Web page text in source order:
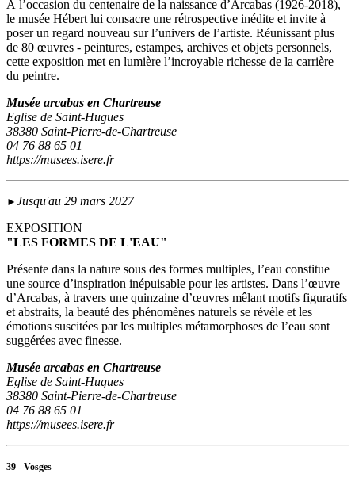
À l’occasion du centenaire de la naissance d’Arcabas (1926-2018),
le musée Hébert lui consacre une rétrospective inédite et invite à
poser un regard nouveau sur l’univers de l’artiste. Réunissant plus
de 80 œuvres - peintures, estampes, archives et objets personnels,
cette exposition met en lumière l’incroyable richesse de la carrière
du peintre.
Musée arcabas en Chartreuse
Eglise de Saint-Hugues
38380 Saint-Pierre-de-Chartreuse
04 76 88 65 01
https://musees.isere.fr
► Jusqu'au 29 mars 2027
EXPOSITION
"LES FORMES DE L'EAU"
Présente dans la nature sous des formes multiples, l’eau constitue
une source d’inspiration inépuisable pour les artistes. Dans l’œuvre
d’Arcabas, à travers une quinzaine d’œuvres mêlant motifs figuratifs
et abstraits, la beauté des phénomènes naturels se révèle et les
émotions suscitées par les multiples métamorphoses de l’eau sont
suggérées avec finesse.
Musée arcabas en Chartreuse
Eglise de Saint-Hugues
38380 Saint-Pierre-de-Chartreuse
04 76 88 65 01
https://musees.isere.fr
39 - Vosges